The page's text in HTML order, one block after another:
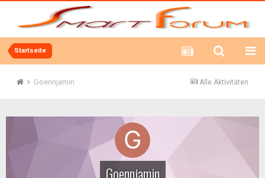
Startseite
Alle Aktivitäten
Goennjamin
Goennjamin